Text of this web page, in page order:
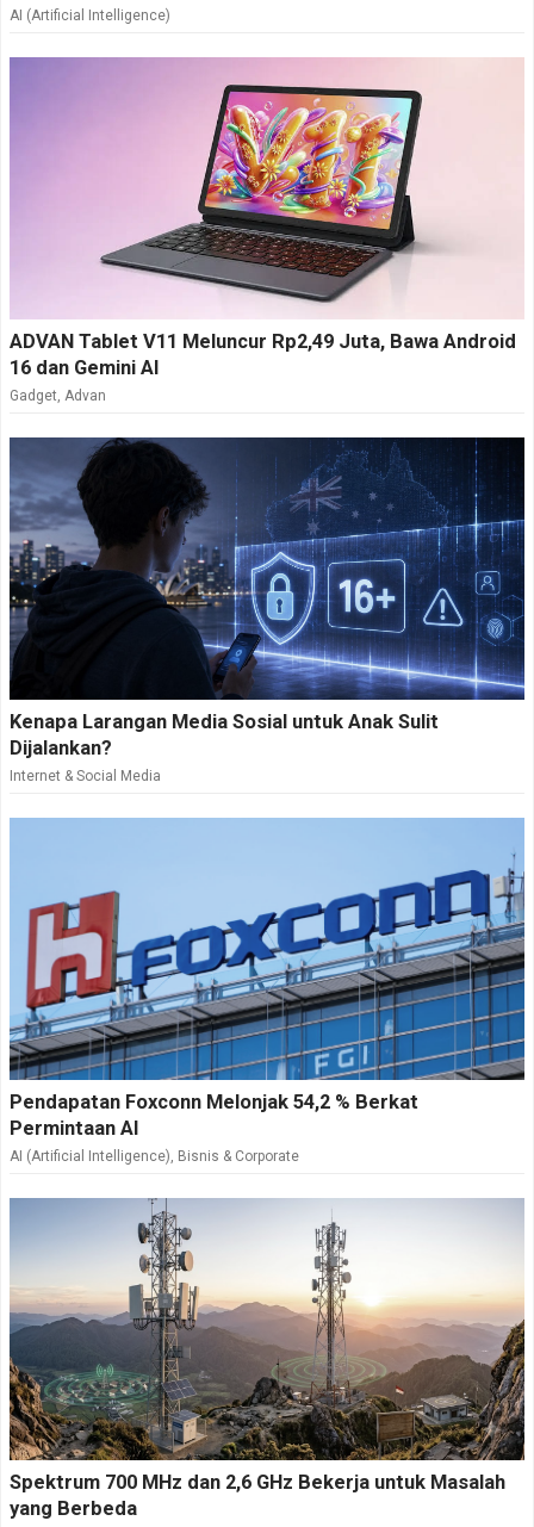
AI (Artificial Intelligence)
ADVAN Tablet V11 Meluncur Rp2,49 Juta, Bawa Android
16 dan Gemini AI
Gadget, Advan
Kenapa Larangan Media Sosial untuk Anak Sulit
Dijalankan?
Internet & Social Media
Pendapatan Foxconn Melonjak 54,2 % Berkat
Permintaan AI
AI (Artificial Intelligence), Bisnis & Corporate
Spektrum 700 MHz dan 2,6 GHz Bekerja untuk Masalah
yang Berbeda